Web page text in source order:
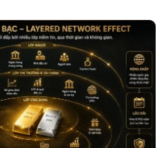
ounce.